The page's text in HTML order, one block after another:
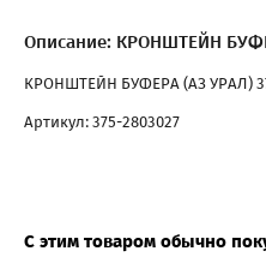
Описание: КРОНШТЕЙН
КРОНШТЕЙН БУФЕРА (АЗ УРАЛ)
Артикул: 375-2803027
С этим товаром обычно